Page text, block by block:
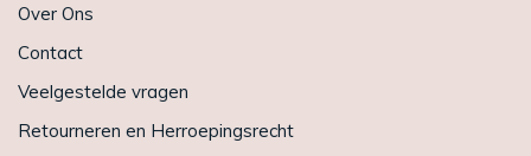
Over Ons
Contact
Veelgestelde vragen
Retourneren en Herroepingsrecht